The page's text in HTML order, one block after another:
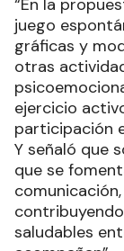
“En la
juego
gráficas y
otras
ejercicio
participación
Y señaló que
que se
saludables